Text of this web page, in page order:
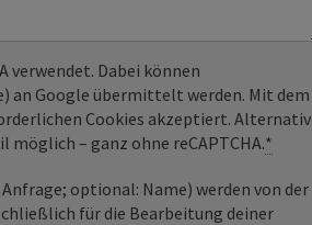
verwendet. Dabei können
an Google übermittelt werden. Mit dem
Cookies akzeptiert. Alternativ
– ganz ohne reCAPTCHA.*
optional: Name) werden von der
für die Bearbeitung deiner